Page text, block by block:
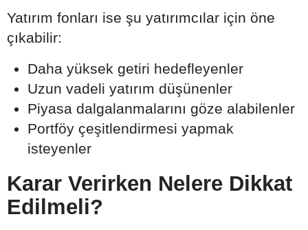
Yatırım fonları ise şu yatırımcılar için öne
çıkabilir:
Daha yüksek getiri hedefleyenler
Uzun vadeli yatırım düşünenler
Piyasa dalgalanmalarını göze alabilenler
Portföy çeşitlendirmesi yapmak
isteyenler
Karar Verirken Nelere Dikkat
Edilmeli?